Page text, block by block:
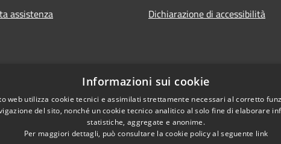
assistenza
Dichiarazione di accessibilità
Informazioni sui cookie
web utilizza cookie tecnici e assimilati strettamente necessari al corretto
del sito, nonché un cookie tecnico analitico al solo fine di elaborare
statistiche, aggregate e anonime.
Per maggiori dettagli, può consultare la cookie policy al seguente link